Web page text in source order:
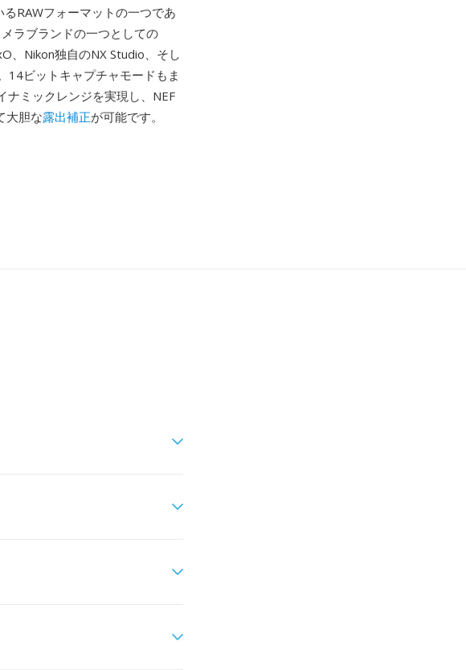
RAWフォーマットの一つであ
ラブランドの一つとしての
、Nikon独自のNX Studio、そし
14ビットキャプチャモードもま
ミックレンジを実現し、NEF
大胆な露出補正が可能です。